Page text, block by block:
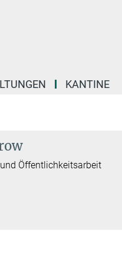
KANTINE
Öffentlichkeitsarbeit